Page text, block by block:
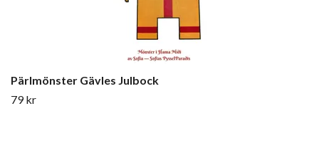
Pärlmönster Gävles Julbock
79 kr